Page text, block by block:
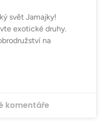
svět Jamajky!
exotické druhy.
na
komentáře